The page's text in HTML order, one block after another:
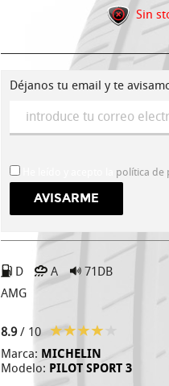
Sin
Déjanos tu email y te
política de
D A
71DB
AMG
8.9/ 10
Marca: MICHELIN
Modelo: PILOT SPORT 3